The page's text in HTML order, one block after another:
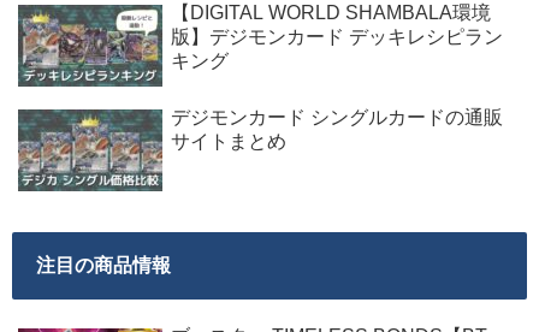
【DIGITAL WORLD SHAMBALA環境
版】デジモンカード デッキレシピラン
キング
デジモンカード シングルカードの通販
サイトまとめ
注目の商品情報